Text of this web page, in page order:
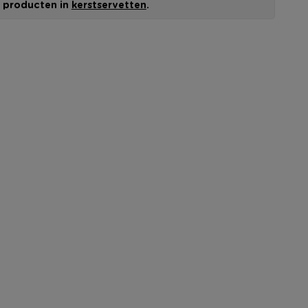
producten in kerstservetten.